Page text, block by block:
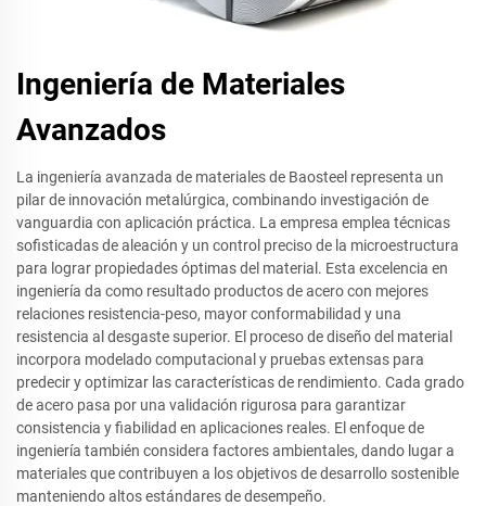
Ingeniería de Materiales
Avanzados
La ingeniería avanzada de materiales de Baosteel representa un
pilar de innovación metalúrgica, combinando investigación de
vanguardia con aplicación práctica. La empresa emplea técnicas
sofisticadas de aleación y un control preciso de la microestructura
para lograr propiedades óptimas del material. Esta excelencia en
ingeniería da como resultado productos de acero con mejores
relaciones resistencia-peso, mayor conformabilidad y una
resistencia al desgaste superior. El proceso de diseño del material
incorpora modelado computacional y pruebas extensas para
predecir y optimizar las características de rendimiento. Cada grado
de acero pasa por una validación rigurosa para garantizar
consistencia y fiabilidad en aplicaciones reales. El enfoque de
ingeniería también considera factores ambientales, dando lugar a
materiales que contribuyen a los objetivos de desarrollo sostenible
manteniendo altos estándares de desempeño.